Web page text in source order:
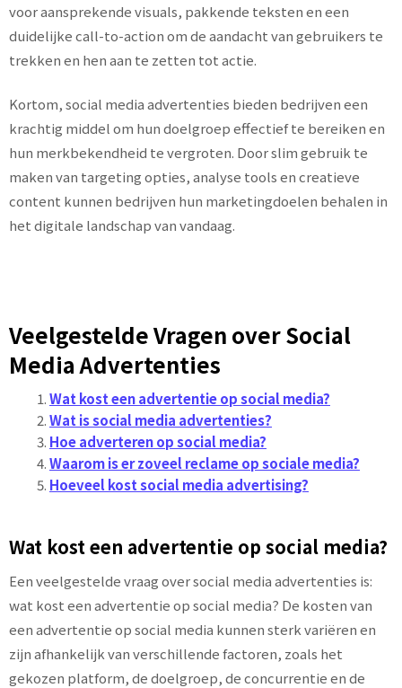
voor aansprekende visuals, pakkende teksten en een
duidelijke call-to-action om de aandacht van gebruikers te
trekken en hen aan te zetten tot actie.
Kortom, social media advertenties bieden bedrijven een
krachtig middel om hun doelgroep effectief te bereiken en
hun merkbekendheid te vergroten. Door slim gebruik te
maken van targeting opties, analyse tools en creatieve
content kunnen bedrijven hun marketingdoelen behalen in
het digitale landschap van vandaag.
Veelgestelde Vragen over Social
Media Advertenties
Wat kost een advertentie op social media?
Wat is social media advertenties?
Hoe adverteren op social media?
Waarom is er zoveel reclame op sociale media?
Hoeveel kost social media advertising?
Wat kost een advertentie op social media?
Een veelgestelde vraag over social media advertenties is:
wat kost een advertentie op social media? De kosten van
een advertentie op social media kunnen sterk variëren en
zijn afhankelijk van verschillende factoren, zoals het
gekozen platform, de doelgroep, de concurrentie en de